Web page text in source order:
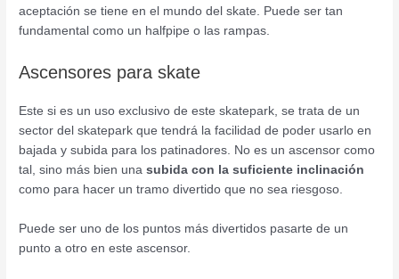
aceptación se tiene en el mundo del skate. Puede ser tan
fundamental como un halfpipe o las rampas.
Ascensores para skate
Este si es un uso exclusivo de este skatepark, se trata de un
sector del skatepark que tendrá la facilidad de poder usarlo en
bajada y subida para los patinadores. No es un ascensor como
tal, sino más bien unasubida con la suficiente inclinación
como para hacer un tramo divertido que no sea riesgoso.
Puede ser uno de los puntos más divertidos pasarte de un
punto a otro en este ascensor.